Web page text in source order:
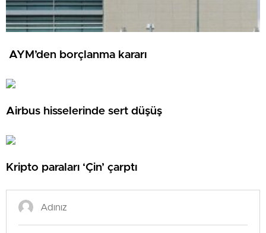
AYM’den borçlanma kararı
Airbus hisselerinde sert düşüş
Kripto paraları ‘Çin’ çarptı